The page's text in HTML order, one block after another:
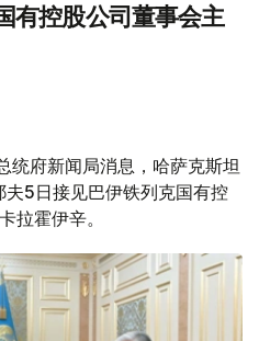
有控股公司董事会主
统府新闻局消息，哈萨克斯坦
夫5日接见巴伊铁列克国有控
拉霍伊辛。